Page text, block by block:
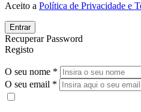
Aceito a Política de Privacidade e
Entrar
Recuperar Password
Registo
O seu nome *
O seu email *